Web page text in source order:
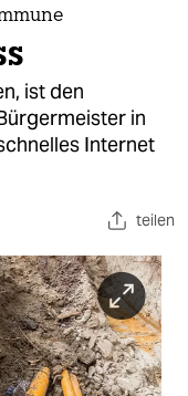
ist den
in
Internet
teilen